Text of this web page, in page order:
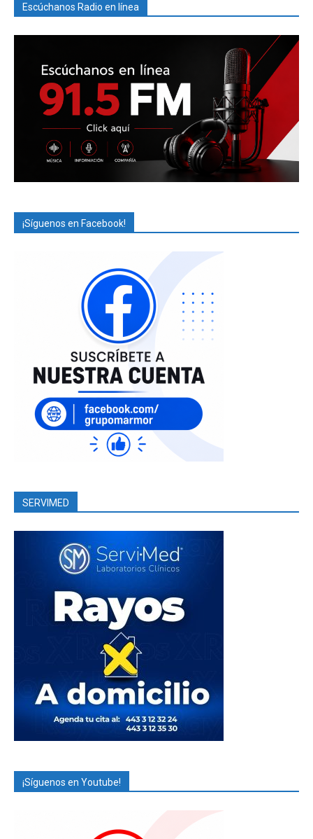
Escúchanos Radio en línea
¡Síguenos en Facebook!
SERVIMED
¡Síguenos en Youtube!